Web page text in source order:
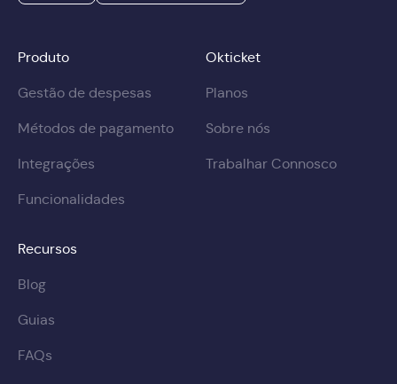
Produto
Gestão de despesas
Métodos de pagamento
Integrações
Funcionalidades
Okticket
Planos
Sobre nós
Trabalhar Connosco
Recursos
Blog
Guias
FAQs